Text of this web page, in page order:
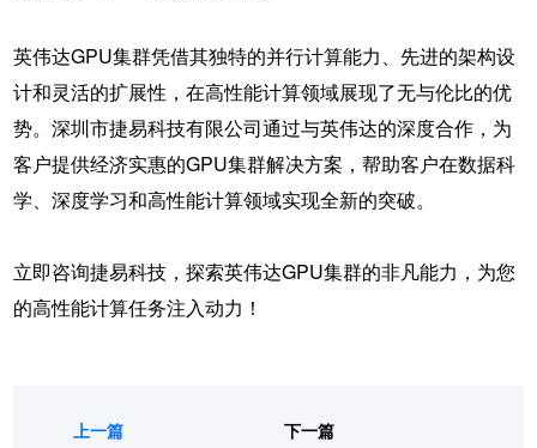
英伟达GPU集群凭借其独特的并行计算能力、先进的架构设
计和灵活的扩展性，在高性能计算领域展现了无与伦比的优
势。深圳市捷易科技有限公司通过与英伟达的深度合作，为
客户提供经济实惠的GPU集群解决方案，帮助客户在数据科
学、深度学习和高性能计算领域实现全新的突破。
立即咨询捷易科技，探索英伟达GPU集群的非凡能力，为您
的高性能计算任务注入动力！
上一篇 下一篇